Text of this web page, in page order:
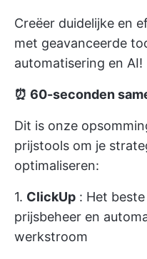
Creëer duidelijke en
met geavanceerde
automatisering en AI!
⏰ 60-seconden
Dit is onze
prijstools om je
optimaliseren:
1. ClickUp : Het
prijsbeheer en
werkstroom